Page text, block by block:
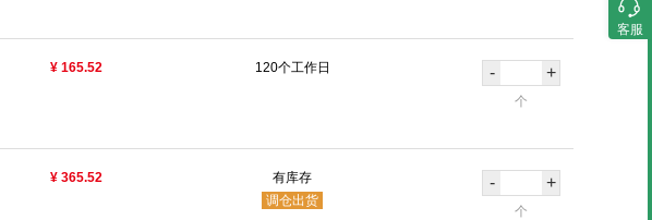
¥ 165.52 120个工作日 - +
个
¥ 365.52
有库存
调仓出货
- +
个
客服